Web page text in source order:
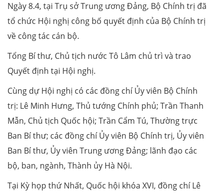
Ngày 8.4, tại Trụ sở Trung ương Đảng, Bộ Chính trị đã
tổ chức Hội nghị công bố quyết định của Bộ Chính trị
về công tác cán bộ.
Tổng Bí thư, Chủ tịch nước Tô Lâm chủ trì và trao
Quyết định tại Hội nghị.
Cùng dự Hội nghị có các đồng chí Ủy viên Bộ Chính
trị: Lê Minh Hưng, Thủ tướng Chính phủ; Trần Thanh
Mẫn, Chủ tịch Quốc hội; Trần Cẩm Tú, Thường trực
Ban Bí thư; các đồng chí Ủy viên Bộ Chính trị, Ủy viên
Ban Bí thư, Ủy viên Trung ương Đảng; lãnh đạo các
bộ, ban, ngành, Thành ủy Hà Nội.
Tại Kỳ họp thứ Nhất, Quốc hội khóa XVI, đồng chí Lê